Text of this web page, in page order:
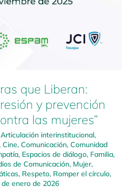
que Liberan:
y prevención
las mujeres”
Articulación interinstitucional,
, Cine, Comunicación, Comunidad
, Espacios de diálogo, Familia,
de Comunicación, Mujer,
, Respeto, Romper el círculo,
de enero de 2026